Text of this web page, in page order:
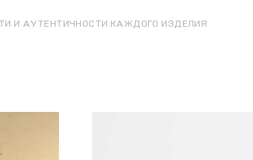
И АУТЕНТИЧНОСТИ КАЖДОГО ИЗДЕЛИЯ